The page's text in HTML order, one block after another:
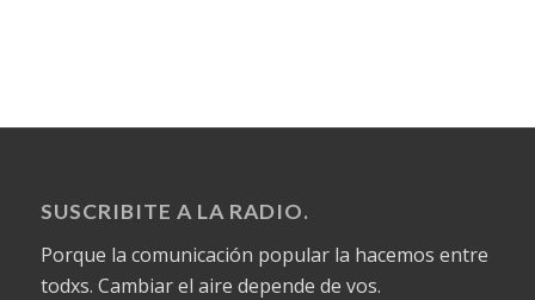
SUSCRIBITE A LA RADIO.
Porque la comunicación popular la hacemos entre
todxs. Cambiar el aire depende de vos.